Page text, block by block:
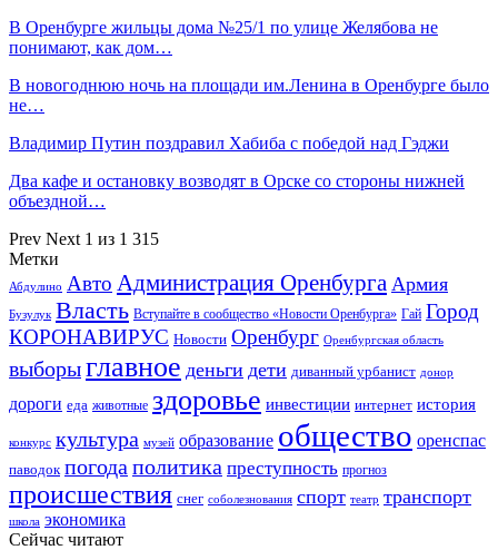
В Оренбурге жильцы дома №25/1 по улице Желябова не
понимают, как дом…
В новогоднюю ночь на площади им.Ленина в Оренбурге было
не…
Владимир Путин поздравил Хабиба с победой над Гэджи
Два кафе и остановку возводят в Орске со стороны нижней
объездной…
Prev Next 1 из 1 315
Метки
Абдулино Авто Администрация Оренбурга Армия
Бузулук Власть Вступайте в сообщество «Новости Оренбурга» Гай Город
КОРОНАВИРУС Новости Оренбург Оренбургская область
выборыглавное деньги дети диванный урбанист донор
дороги еда животные здоровье инвестиции интернет история
конкурс культура музей образование общество оренспас
паводок погода политика преступность прогноз
происшествия снег соболезнования спорт театр транспорт
школа экономика
Сейчас читают